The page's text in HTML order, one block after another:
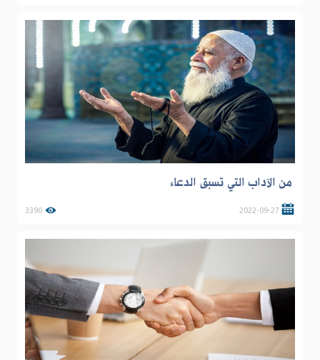
من الآداب التي تسبق الدعاء
2022-09-27
3390